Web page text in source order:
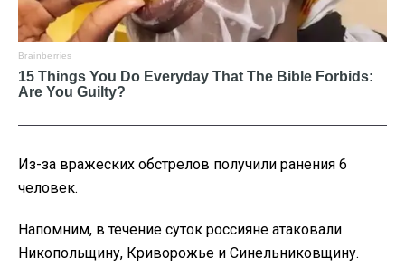
Из-за вражеских обстрелов получили ранения 6
человек.
Напомним, в течение суток россияне атаковали
Никопольщину, Криворожье и Синельниковщину.